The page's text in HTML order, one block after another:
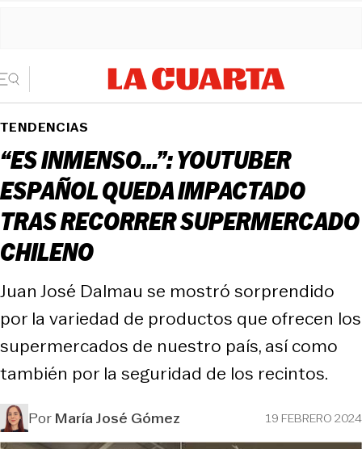
TENDENCIAS
“ES INMENSO…”: YOUTUBER
ESPAÑOL QUEDA IMPACTADO
TRAS RECORRER SUPERMERCADO
CHILENO
Juan José Dalmau se mostró sorprendido
por la variedad de productos que ofrecen los
supermercados de nuestro país, así como
también por la seguridad de los recintos.
PorMaría José Gómez 19 FEBRERO 2024